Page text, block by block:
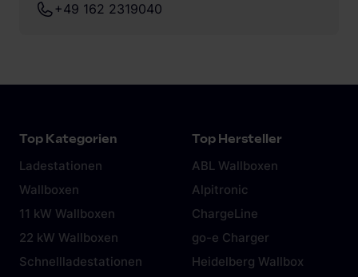
+49 162 2319040
Top Kategorien
Ladestationen
Wallboxen
11 kW Wallboxen
22 kW Wallboxen
Schnellladestationen
Top Hersteller
ABL Wallboxen
Alpitronic
ChargeLine
go-e Charger
Heidelberg Wallbox